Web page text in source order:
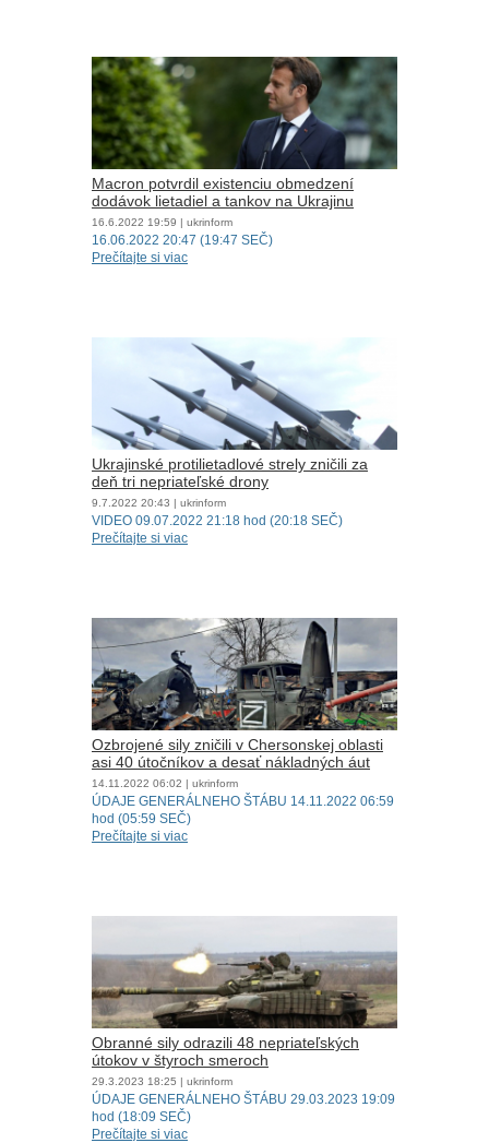
Macron potvrdil existenciu obmedzení
dodávok lietadiel a tankov na Ukrajinu
16.6.2022 19:59 | ukrinform
16.06.2022 20:47 (19:47 SEČ)
Prečítajte si viac
Ukrajinské protilietadlové strely zničili za
deň tri nepriateľské drony
9.7.2022 20:43 | ukrinform
VIDEO 09.07.2022 21:18 hod (20:18 SEČ)
Prečítajte si viac
Ozbrojené sily zničili v Chersonskej oblasti
asi 40 útočníkov a desať nákladných áut
14.11.2022 06:02 | ukrinform
ÚDAJE GENERÁLNEHO ŠTÁBU 14.11.2022 06:59
hod (05:59 SEČ)
Prečítajte si viac
Obranné sily odrazili 48 nepriateľských
útokov v štyroch smeroch
29.3.2023 18:25 | ukrinform
ÚDAJE GENERÁLNEHO ŠTÁBU 29.03.2023 19:09
hod (18:09 SEČ)
Prečítajte si viac